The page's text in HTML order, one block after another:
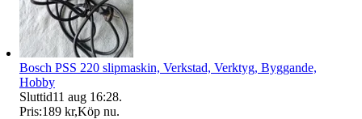
Bosch PSS 220 slipmaskin, Verkstad, Verktyg, Byggande,
Hobby
Sluttid11 aug 16:28.
Pris:189 kr,Köp nu.